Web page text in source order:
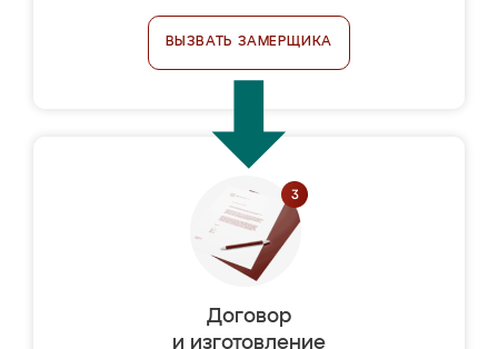
ВЫЗВАТЬ ЗАМЕРЩИКА
Договор
и изготовление